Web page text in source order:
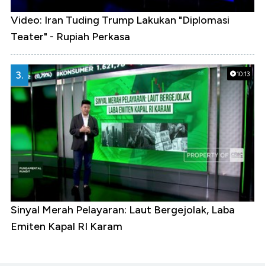
Video: Iran Tuding Trump Lakukan "Diplomasi
Teater" - Rupiah Perkasa
10:13
3.
Sinyal Merah Pelayaran: Laut Bergejolak, Laba
Emiten Kapal RI Karam